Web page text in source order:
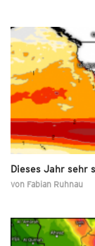
Dieses Jahr sehr
von Fabian Ruhnau